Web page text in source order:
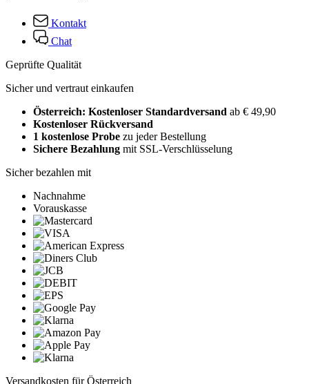
Kontakt
Chat
Geprüfte Qualität
Sicher und vertraut einkaufen
Österreich: Kostenloser Standardversand ab € 49,90
Kostenloser Rückversand
1 kostenlose Probe zu jeder Bestellung
Sichere Bezahlung mit SSL-Verschlüsselung
Sicher bezahlen mit
Nachnahme
Vorauskasse
Versandkosten für Österreich